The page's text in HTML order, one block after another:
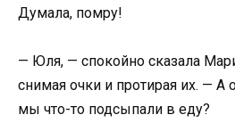
Думала, помру!
— Юля, — спокойно сказала
снимая очки и протирая их. — А
мы что-то подсыпали в еду?